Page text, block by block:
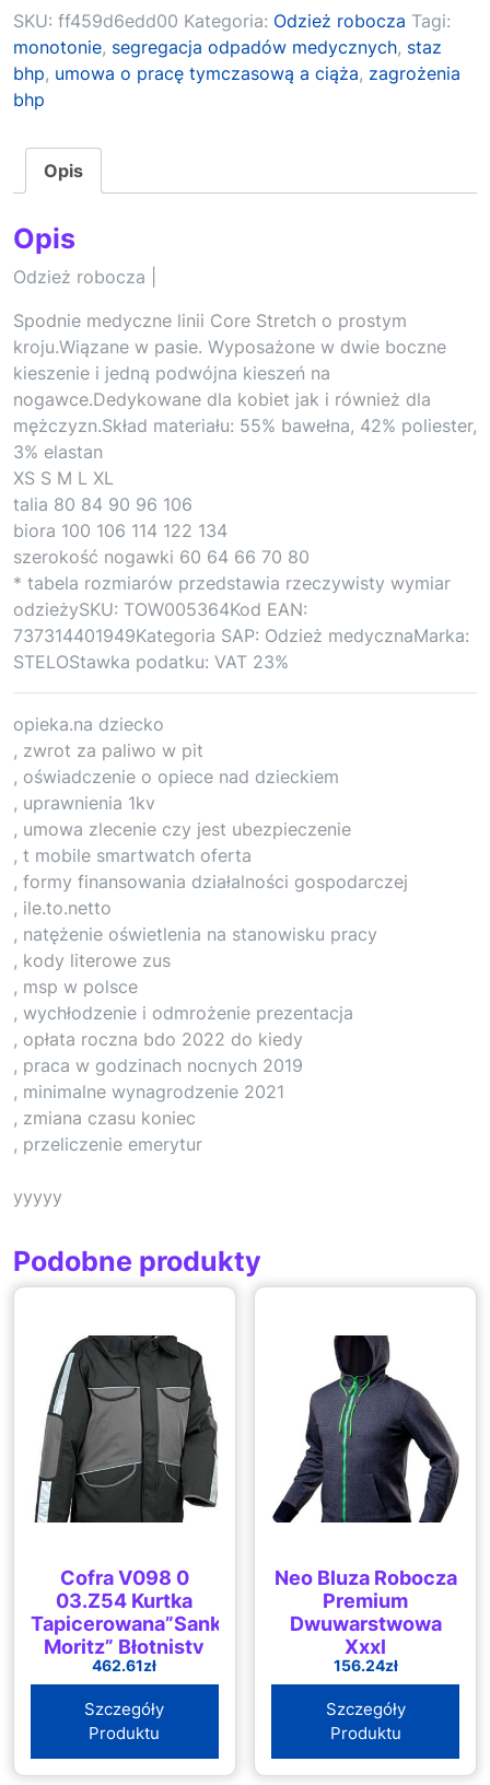
SKU: ff459d6edd00 Kategoria: Odzież robocza Tagi:
monotonie, segregacja odpadów medycznych, staz
bhp, umowa o pracę tymczasową a ciąża, zagrożenia
bhp
Opis
Opis
Odzież robocza |
Spodnie medyczne linii Core Stretch o prostym
kroju.Wiązane w pasie. Wyposażone w dwie boczne
kieszenie i jedną podwójna kieszeń na
nogawce.Dedykowane dla kobiet jak i również dla
mężczyzn.Skład materiału: 55% bawełna, 42% poliester,
3% elastan
XS S M L XL
talia 80 84 90 96 106
biora 100 106 114 122 134
szerokość nogawki 60 64 66 70 80
* tabela rozmiarów przedstawia rzeczywisty wymiar
odzieżySKU: TOW005364Kod EAN:
737314401949Kategoria SAP: Odzież medycznaMarka:
STELOStawka podatku: VAT 23%
opieka.na dziecko
, zwrot za paliwo w pit
, oświadczenie o opiece nad dzieckiem
, uprawnienia 1kv
, umowa zlecenie czy jest ubezpieczenie
, t mobile smartwatch oferta
, formy finansowania działalności gospodarczej
, ile.to.netto
, natężenie oświetlenia na stanowisku pracy
, kody literowe zus
, msp w polsce
, wychłodzenie i odmrożenie prezentacja
, opłata roczna bdo 2022 do kiedy
, praca w godzinach nocnych 2019
, minimalne wynagrodzenie 2021
, zmiana czasu koniec
, przeliczenie emerytur
yyyyy
Podobne produkty
Cofra V098 0
03.Z54 Kurtka
Tapicerowana”Sankt
Moritz” Błotnisty
Rozmiar 54
Szara/Czarna
462.61zł
Szczegóły
Produktu
Neo Bluza Robocza
Premium
Dwuwarstwowa
Xxxl
156.24zł
Szczegóły
Produktu